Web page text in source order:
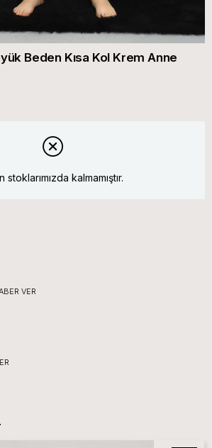
Beden Kısa Kol Krem Anne
stoklarımızda kalmamıştır.
VER